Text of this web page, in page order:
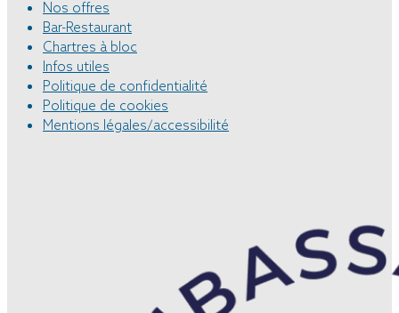
Nos offres
Bar-Restaurant
Chartres à bloc
Infos utiles
Politique de confidentialité
Politique de cookies
Mentions légales/accessibilité